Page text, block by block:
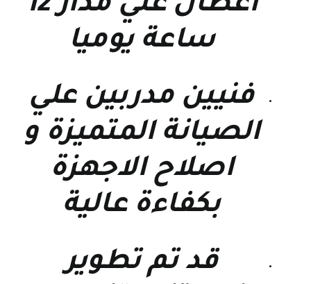
ساعة يوميا
فنيين مدربين علي
الصيانة المتميزة و
اصلاح الاجهزة
بكفاءة عالية
قد تم تطوير